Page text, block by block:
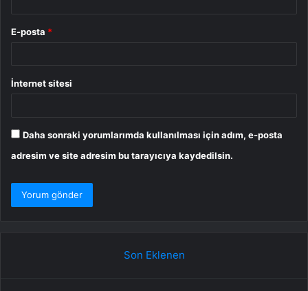
E-posta *
İnternet sitesi
Daha sonraki yorumlarımda kullanılması için adım, e-posta
adresim ve site adresim bu tarayıcıya kaydedilsin.
Son Eklenen